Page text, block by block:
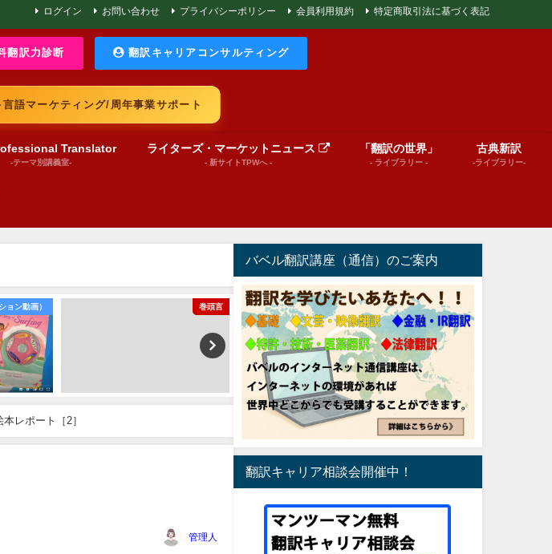
ログイン お問い合わせ プライバシーポリシー 会員利用規約 特定商取引法に基づく表記
翻訳力診断 翻訳キャリアコンサルティング
語マーケティング/周年事業サポート
Translator
-テーマ別講義室-
ライターズ・マーケットニュース
- 新サイトTPWへ -
「翻訳の世界」
- ライブラリー -
古典新訳
-ライブラリー-
ョン動画） 巻頭言 文芸（プレゼンテーション動画）
レポート［2］
管理人
バベル翻訳講座（通信）のご案内
翻訳キャリア相談会開催中！